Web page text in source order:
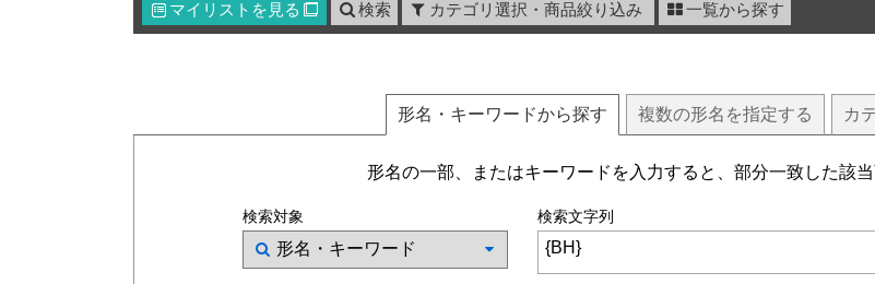
マイリスト を見る  検索 カテゴリ選択・商品絞り込み 一覧から探す
形名 ・キーワードから探す 複数の形名 を指定する カ
形名の一部、またはキーワードを入力すると、部分一致した該
検索対象 検索文字列